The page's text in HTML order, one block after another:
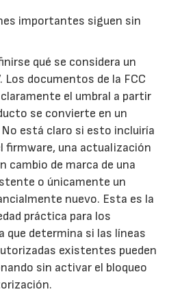
importantes siguen sin
qué se considera un
Los documentos de la FCC
el umbral a partir
se convierte en un
está claro si esto incluiría
firmware, una actualización
cambio de marca de una
o únicamente un
nuevo. Esta es la
práctica para los
que determina si las líneas
existentes pueden
sin activar el bloqueo